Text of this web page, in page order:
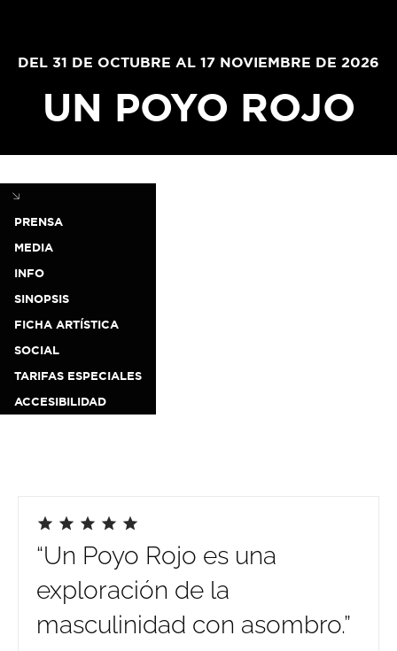
DEL 31 DE OCTUBRE AL 17 NOVIEMBRE DE 2026
UN POYO ROJO
PRENSA
MEDIA
INFO
SINOPSIS
FICHA ARTÍSTICA
SOCIAL
TARIFAS ESPECIALES
ACCESIBILIDAD
“Un Poyo Rojo es una
exploración de la
masculinidad con asombro.”